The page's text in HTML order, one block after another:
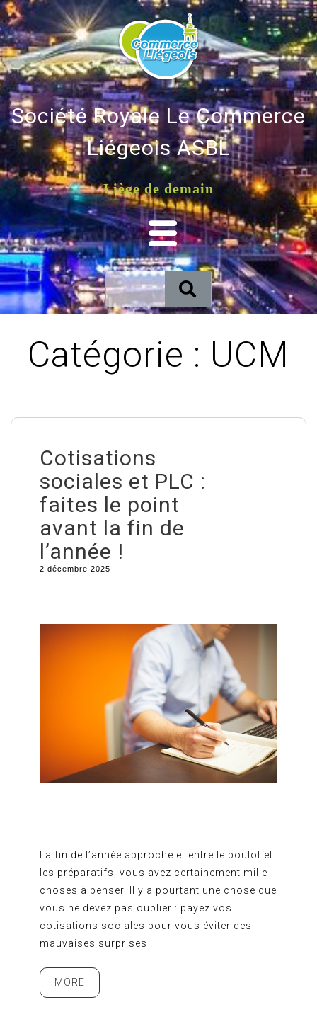
Société Royale Le Commerce
Liégeois ASBL
Liège de demain
Catégorie : UCM
Cotisations
sociales et PLC :
faites le point
avant la fin de
l’année !
2 décembre 2025
La fin de l’année approche et entre le boulot et
les préparatifs, vous avez certainement mille
choses à penser. Il y a pourtant une chose que
vous ne devez pas oublier : payez vos
cotisations sociales pour vous éviter des
mauvaises surprises !
MORE